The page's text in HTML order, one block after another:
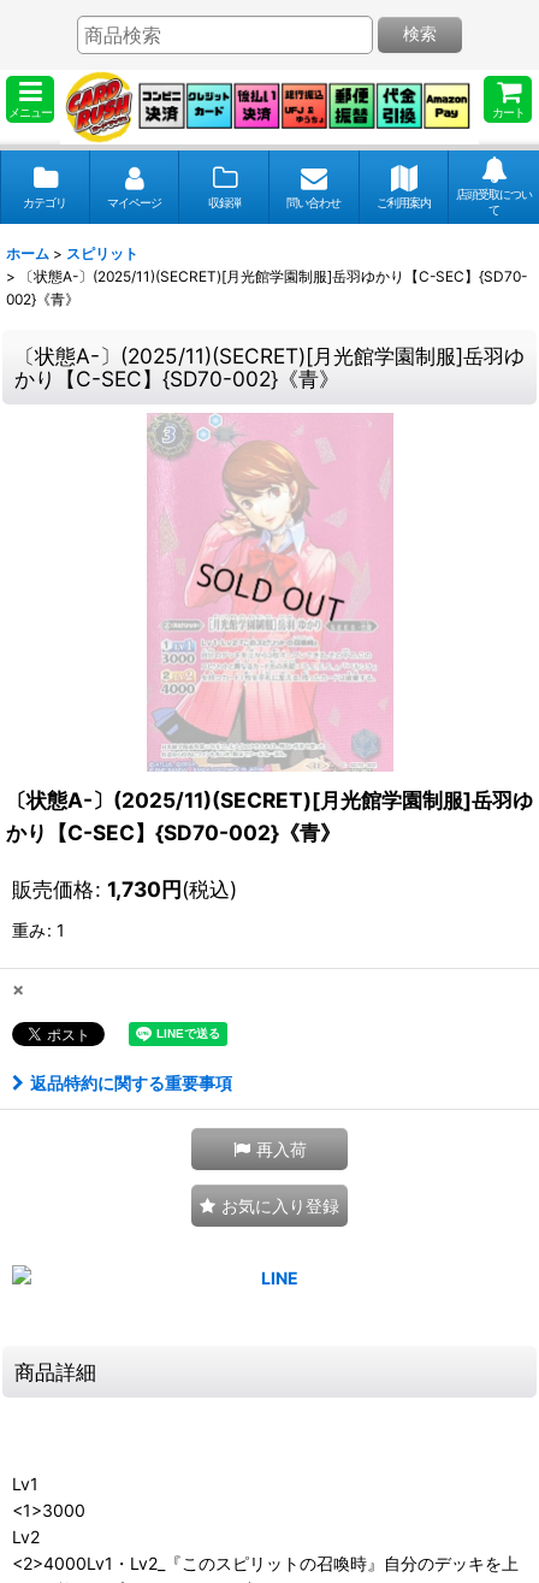
メニュー カート
検索
カテゴリ マイページ 収録弾 問い合わせ ご利用案内
店頭受取につい
て
ホーム > スピリット
>
〔状態A-〕(2025/11)(SECRET)[月光館学園制服]岳羽ゆかり【C-SEC】{SD70-
002}《青》
〔状態A-〕(2025/11)(SECRET)[月光館学園制服]岳羽ゆ
かり【C-SEC】{SD70-002}《青》
〔状態A-〕(2025/11)(SECRET)[月光館学園制服]岳羽ゆ
かり【C-SEC】{SD70-002}《青》
販売価格: 1,730円(税込)
重み: 1
×
返品特約に関する重要事項
再入荷
お気に入り登録
商品詳細
Lv1
<1>3000
Lv2
<2>4000Lv1・Lv2_『このスピリットの召喚時』自分のデッキを上